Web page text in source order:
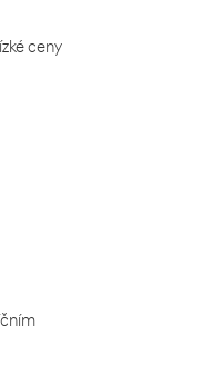
ceny